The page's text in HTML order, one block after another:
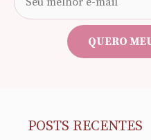
QUERO
POSTS RECENTES